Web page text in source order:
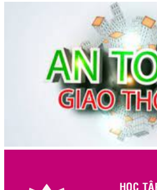
Phòng Giao dịch Ngân hàng Chính
tiếp tục triển khai và giải ngân cho
phạt tù được vay vốn tín dụng chính
định số 22/2023/QĐ-TTg, ngày 17/
Chính phủ về tín dụng đối với người
xã Krông Búk vươn lên trong cuộc